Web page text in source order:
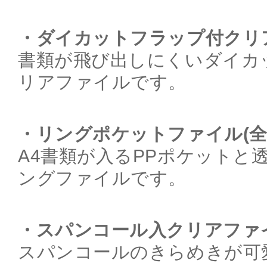
・ダイカットフラップ付ク
書類が飛び出しにくいダイ
リアファイルです。
・リングポケットファイル(
A4書類が入るPPポケットと
ングファイルです。
・スパンコール入クリアフ
スパンコールのきらめきが